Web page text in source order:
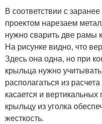
В соответствии с
проектом нарезаем
нужно сварить две
На рисунке видно, что
Здесь она одна, но при
крыльца нужно
располагаться из
касается и
крыльцу из уголка
жесткость.